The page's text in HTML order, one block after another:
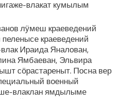
влакат кумылым
лӱмеш краеведений
краеведений
Ираида Яналован,
Ямбаеван, Эльвира
сӧрастареныт. Посна вер
военный
влаклан ямдылыме